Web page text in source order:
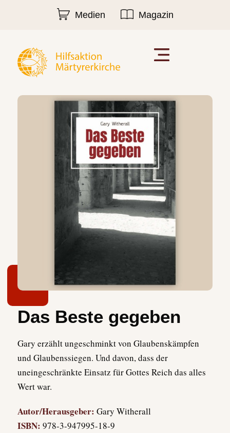
Medien Magazin
Das Beste gegeben
Gary erzählt ungeschminkt von Glaubenskämpfen
und Glaubenssiegen. Und davon, dass der
uneingeschränkte Einsatz für Gottes Reich das alles
Wert war.
Autor/Herausgeber: Gary Witherall
ISBN: 978-3-947995-18-9